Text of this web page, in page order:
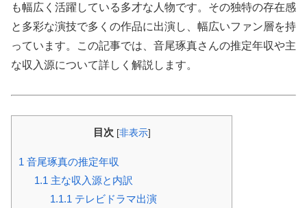
も幅広く活躍している多才な人物です。その独特の存在感
と多彩な演技で多くの作品に出演し、幅広いファン層を持
っています。この記事では、音尾琢真さんの推定年収や主
な収入源について詳しく解説します。
目次 [非表示]
1 音尾琢真の推定年収
1.1 主な収入源と内訳
1.1.1 テレビドラマ出演